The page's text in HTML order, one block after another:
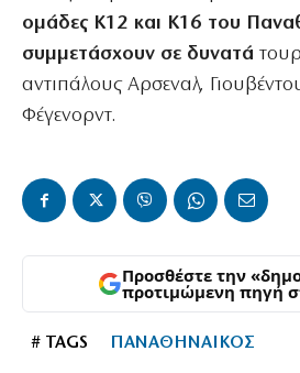
ομάδες Κ12 και Κ16 του
συμμετάσχουν σε δυνατά
αντιπάλους Αρσεναλ,
Φέγενορντ.
Προσθέστε την
προτιμώμενη πηγή
# TAGS ΠΑΝΑΘΗΝΑΙΚΟΣ